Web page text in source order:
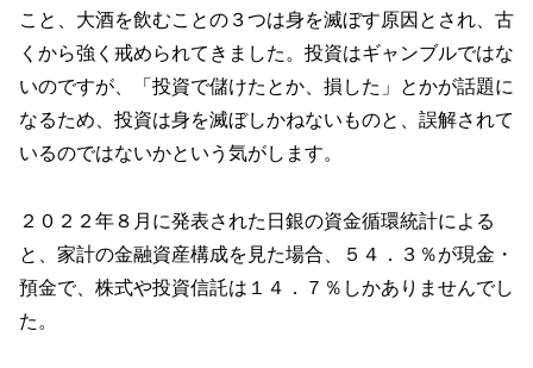
こと、大酒を飲むことの３つは身を滅ぼす原因とされ、古
くから強く戒められてきました。投資はギャンブルではな
いのですが、「投資で儲けたとか、損した」とかが話題に
なるため、投資は身を滅ぼしかねないものと、誤解されて
いるのではないかという気がします。
２０２２年８月に発表された日銀の資金循環統計による
と、家計の金融資産構成を見た場合、５４．３％が現金・
預金で、株式や投資信託は１４．７％しかありませんでし
た。